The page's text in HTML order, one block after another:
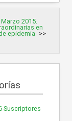
2015.
en
epidemia
Suscriptores